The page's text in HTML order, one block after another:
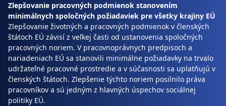
Zlepšovanie pracovných podmienok stanovením
minimálnych spoločných požiadaviek pre všetky krajiny EÚ
Zlepšovanie životných a pracovných podmienok v členských
štátoch EÚ závisí z veľkej časti od ustanovenia spoločných
pracovných noriem. V pracovnoprávnych predpisoch a
nariadeniach EÚ sa stanovili minimálne požiadavky na trvalo
udržateľné pracovné prostredie a v súčasnosti sa uplatňujú v
členských štátoch. Zlepšenie týchto noriem posilnilo práva
pracovníkov a sú jedným z hlavných úspechov sociálnej
politiky EÚ.